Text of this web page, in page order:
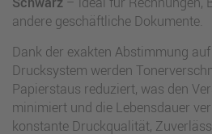
andere geschäftliche Dokumente.
Dank der exakten Abstimmung
Drucksystem werden
Papierstaus reduziert, was den
minimiert und die Lebensdauer
konstante Druckqualität,